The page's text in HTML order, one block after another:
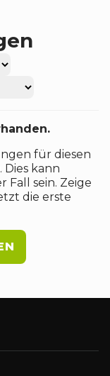
für diesen
kann
Fall sein. Zeige
die erste